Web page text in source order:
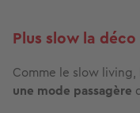
Plus slow la déco
Comme le slow
une mode passagère